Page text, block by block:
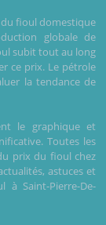
fioul domestique
globale de
subit tout au long
ce prix. Le pétrole
la tendance de
le graphique et
Toutes les
prix du fioul chez
astuces et
Saint-Pierre-De-